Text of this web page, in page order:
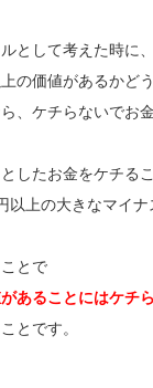
ルとして考えた時に
の価値があるかど
、ケチらないでお
したお金をケチる
以上の大きなマイナ
とで
があることにはケチ
とです。